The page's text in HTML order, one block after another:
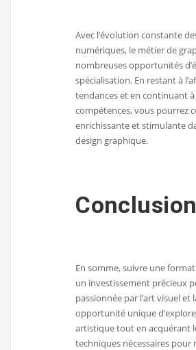
Avec l’évolution constante
numériques, le métier de
nombreuses opportunités
spécialisation. En restant à
tendances et en continuant
compétences, vous pourrez
enrichissante et stimulante
design graphique.
Conclusion
En somme, suivre une
un investissement précieux
passionnée par l’art visuel et
opportunité unique
artistique tout en acquérant
techniques nécessaires pour